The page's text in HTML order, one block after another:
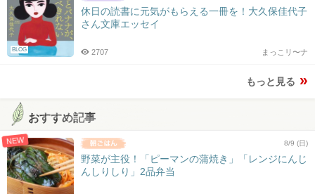
BLOG
休日の読書に元気がもらえる一冊を！大久保佳代子
さん文庫エッセイ
まっこリ〜ナ
2707
もっと見る
おすすめ記事
NEW 8/9 (日)
野菜が主役！「ピーマンの蒲焼き」「レンジにんじ
んしりしり」2品弁当